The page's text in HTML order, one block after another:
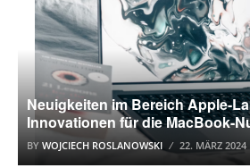
Neuigkeiten im Bereich Apple-
Innovationen für die MacBook-
BY WOJCIECH ROSLANOWSKI 22. MÄRZ 2024